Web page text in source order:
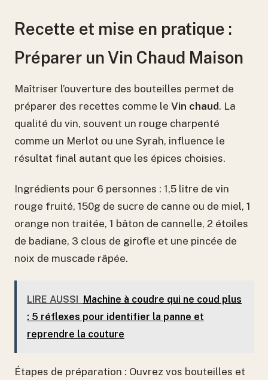
Recette et mise en pratique :
Préparer un Vin Chaud Maison
Maîtriser l’ouverture des bouteilles permet de
préparer des recettes comme le Vin chaud. La
qualité du vin, souvent un rouge charpenté
comme un Merlot ou une Syrah, influence le
résultat final autant que les épices choisies.
Ingrédients pour 6 personnes : 1,5 litre de vin
rouge fruité, 150g de sucre de canne ou de miel, 1
orange non traitée, 1 bâton de cannelle, 2 étoiles
de badiane, 3 clous de girofle et une pincée de
noix de muscade râpée.
LIRE AUSSI Machine à coudre qui ne coud plus
: 5 réflexes pour identifier la panne et
reprendre la couture
Étapes de préparation : Ouvrez vos bouteilles et